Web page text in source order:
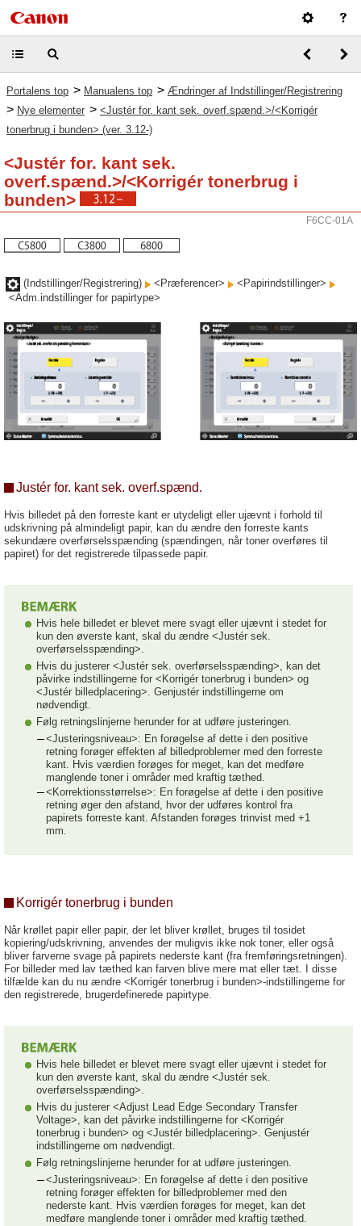
Portalens top > Manualens top > Ændringer af Indstillinger/Registrering
> Nye elementer > <Justér for. kant sek. overf.spænd.>/<Korrigér
tonerbrug i bunden> (ver. 3.12-)
<Justér for. kant sek.
overf.spænd.>/<Korrigér tonerbrug i
bunden>
F6CC-01A
(Indstillinger/Registrering) <Præferencer>
<Papirindstillinger>
<Adm.indstillinger for papirtype>
Justér for. kant sek. overf.spænd.
Hvis billedet på den forreste kant er utydeligt eller ujævnt i forhold til
udskrivning på almindeligt papir, kan du ændre den forreste kants
sekundære overførselsspænding (spændingen, når toner overføres til
papiret) for det registrerede tilpassede papir.
Hvis hele billedet er blevet mere svagt eller ujævnt i stedet for
kun den øverste kant, skal du ændre <Justér sek.
overførselsspænding>.
Hvis du justerer <Justér sek. overførselsspænding>, kan det
påvirke indstillingerne for <Korrigér tonerbrug i bunden> og
<Justér billedplacering>. Genjustér indstillingerne om
nødvendigt.
Følg retningslinjerne herunder for at udføre justeringen.
<Justeringsniveau>: En forøgelse af dette i den positive
retning forøger effekten af billedproblemer med den forreste
kant. Hvis værdien forøges for meget, kan det medføre
manglende toner i områder med kraftig tæthed.
<Korrektionsstørrelse>: En forøgelse af dette i den positive
retning øger den afstand, hvor der udføres kontrol fra
papirets forreste kant. Afstanden forøges trinvist med +1
mm.
Korrigér tonerbrug i bunden
Når krøllet papir eller papir, der let bliver krøllet, bruges til tosidet
kopiering/udskrivning, anvendes der muligvis ikke nok toner, eller også
bliver farverne svage på papirets nederste kant (fra fremføringsretningen).
For billeder med lav tæthed kan farven blive mere mat eller tæt. I disse
tilfælde kan du nu ændre <Korrigér tonerbrug i bunden>-indstillingerne for
den registrerede, brugerdefinerede papirtype.
Hvis hele billedet er blevet mere svagt eller ujævnt i stedet for
kun den øverste kant, skal du ændre <Justér sek.
overførselsspænding>.
Hvis du justerer <Adjust Lead Edge Secondary Transfer
Voltage>, kan det påvirke indstillingerne for <Korrigér
tonerbrug i bunden> og <Justér billedplacering>. Genjustér
indstillingerne om nødvendigt.
Følg retningslinjerne herunder for at udføre justeringen.
<Justeringsniveau>: En forøgelse af dette i den positive
retning forøger effekten for billedproblemer med den
nederste kant. Hvis værdien forøges for meget, kan det
medføre manglende toner i områder med kraftig tæthed.